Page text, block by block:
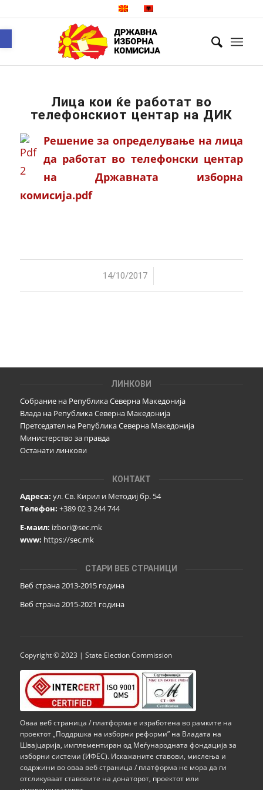
Лица кои ќе работат во
телефонскиот центар на ДИК
Решение за определување на лица
да работат во телефонски центар
на Државната изборна
комисија.pdf
14/10/2017
/
ЛИНКОВИ
Собрание на Република Северна Македонија
Влада на Република Северна Македонија
Претседател на Република Северна Македонија
Министерство за правда
Останати линкови
КОНТАКТ
Адреса: ул. Св. Кирил и Методиј бр. 54
Телефон: +389 02 3 244 744
Е-маил: izbori@sec.mk
www: https://sec.mk
СТАРИ ВЕБ СТРАНИЦИ
Веб страна 2013-2015 година
Веб страна 2015-2021 година
Copyright © 2023 | State Election Commission
Оваа веб страница / платформа е изработена во рамките на
проектот „Поддршка на изборни реформи” на Владата на
Швајцарија, имплементиран од Меѓународната фондација за
изборни системи (ИФЕС). Искажаните ставови, мислења и
содржини во оваа веб страница / платформа не мора да ги
отсликуваат ставовите на донаторот, проектот или
Open toolbar